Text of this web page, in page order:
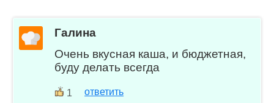
Галина
Очень вкусная каша, и бюджетная,
буду делать всегда
1 ответить